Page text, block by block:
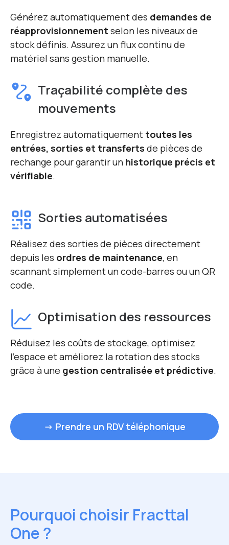
Générez automatiquement des demandes de
réapprovisionnement selon les niveaux de
stock définis. Assurez un flux continu de
matériel sans gestion manuelle.
Traçabilité complète des
mouvements
Enregistrez automatiquement toutes les
entrées, sorties et transferts de pièces de
rechange pour garantir un historique précis et
vérifiable.
Sorties automatisées
Réalisez des sorties de pièces directement
depuis les ordres de maintenance, en
scannant simplement un code-barres ou un QR
code.
Optimisation des ressources
Réduisez les coûts de stockage, optimisez
l’espace et améliorez la rotation des stocks
grâce à une gestion centralisée et prédictive.
→ Prendre un RDV téléphonique
Pourquoi choisir Fracttal
One ?